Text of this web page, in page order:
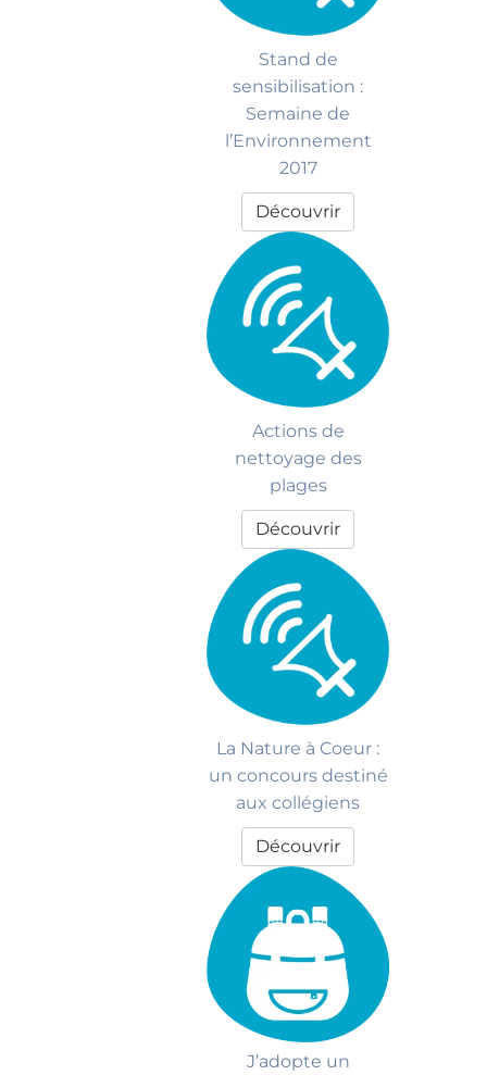
Stand de
sensibilisation :
Semaine de
l’Environnement
2017
Découvrir
Actions de
nettoyage des
plages
Découvrir
La Nature à Coeur :
un concours destiné
aux collégiens
Découvrir
J’adopte un